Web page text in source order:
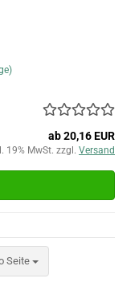
ab 20,16 EUR
19% MwSt. zzgl. Versand
Seite